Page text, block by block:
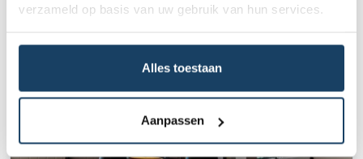
verzameld op basis van uw gebruik van hun services.
Alles toestaan
Aanpassen